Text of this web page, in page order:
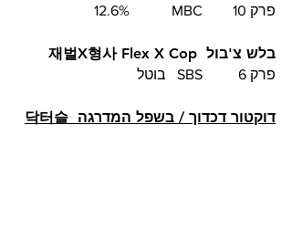
פרק 10	MBC  	12.6%
בלש צ'בול  재벌X형사 Flex X Cop
פרק 6 	SBS  	בוטל
דוקטור דכדוך / בשפל המדרגה  닥터슬